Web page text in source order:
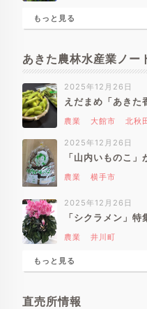
もっと見る
あきた農林水産業ノー
2025年12月26日
えだまめ「あき
農業 大館市 北秋
2025年12月26日
「山内いものこ」
農業 横手市
2025年12月26日
「シクラメン」特
農業 井川町
もっと見る
直売所情報